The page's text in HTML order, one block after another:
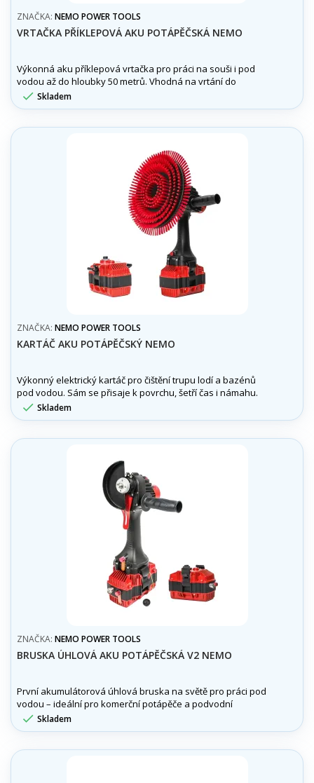
ZNAČKA: NEMO POWER TOOLS
VRTAČKA PŘÍKLEPOVÁ AKU POTÁPĚČSKÁ NEMO
Výkonná aku příklepová vrtačka pro práci na souši i pod
vodou až do hloubky 50 metrů. Vhodná na vrtání do
betonu, cihel i kamene. V balení 2× baterie 18 V / 6 Ah.
 Skladem
ZNAČKA: NEMO POWER TOOLS
KARTÁČ AKU POTÁPĚČSKÝ NEMO
Výkonný elektrický kartáč pro čištění trupu lodí a bazénů
pod vodou. Sám se přisaje k povrchu, šetří čas i námahu.
Průměr kartáče 30 cm, výdrž přes 2 hodiny.
 Skladem
ZNAČKA: NEMO POWER TOOLS
BRUSKA ÚHLOVÁ AKU POTÁPĚČSKÁ V2 NEMO
První akumulátorová úhlová bruska na světě pro práci pod
vodou – ideální pro komerční potápěče a podvodní
montáže. Výdrž, výkon a výměna baterií i v hloubce. V
balení 2 baterie.
 Skladem